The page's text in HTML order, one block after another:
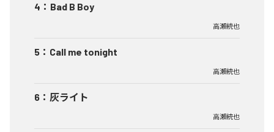
4 ： Bad B Boy
高瀬統也
5 ： Call me tonight
高瀬統也
6 ： 灰ライト
高瀬統也